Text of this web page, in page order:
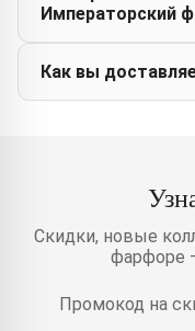
Императорский
Как вы
Скидки, новые
фарфоре
Промокод на